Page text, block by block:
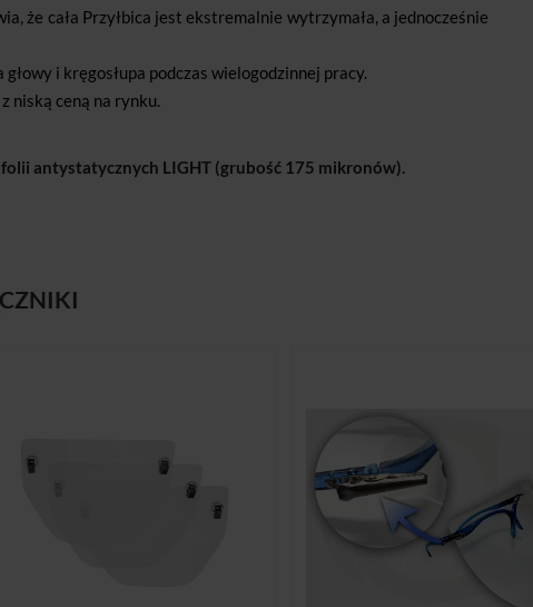
że cała Przyłbica jest ekstremalnie wytrzymała, a jednocześnie
i kręgosłupa podczas wielogodzinnej pracy.
niską ceną na rynku.
antystatycznych LIGHT (grubość 175 mikronów).